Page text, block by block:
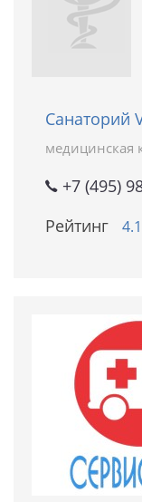
Санаторий
медицинская
+7 (495)
Рейтинг